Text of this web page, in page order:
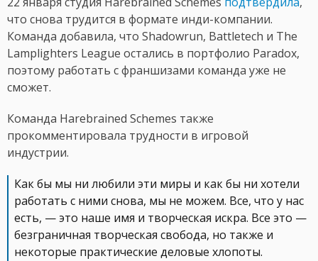
что снова трудится в формате инди-компании.
Команда добавила, что Shadowrun, Battletech и The
Lamplighters League остались в портфолио Paradox,
поэтому работать с франшизами команда уже не
сможет.
Команда Harebrained Schemes также
прокомментировала трудности в игровой
индустрии.
Как бы мы ни любили эти миры и как бы ни хотели
работать с ними снова, мы не можем. Все, что у нас
есть, — это наше имя и творческая искра. Все это —
безграничная творческая свобода, но также и
некоторые практические деловые хлопоты.